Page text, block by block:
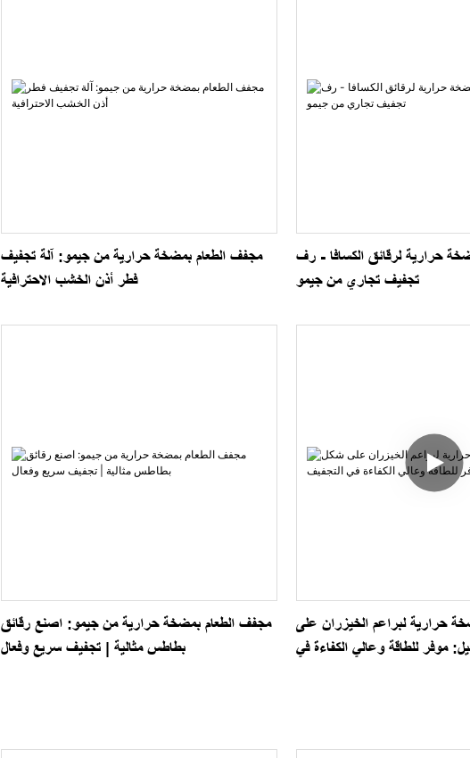
مجفف الطعام بمضخة حرارية من جيمو: آلة تجفيف
فطر أذن الخشب الاحترافية
حرارية لرقائق الكسافا - رف
تجفيف تجاري من جيمو
مجفف الطعام بمضخة حرارية من جيمو: اصنع رقائق
بطاطس مثالية | تجفيف سريع وفعال
حرارية لبراعم الخيزران على
موفر للطاقة وعالي الكفاءة في